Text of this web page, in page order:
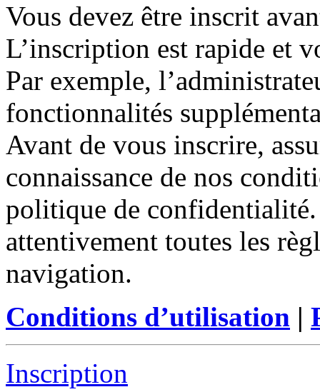
Vous devez être inscrit
L’inscription est rapide et
Par exemple,
fonctionnalités
Avant de vous inscrire,
connaissance de nos
politique de
attentivement toutes les
navigation.
Conditions d’utilisation |
Inscription